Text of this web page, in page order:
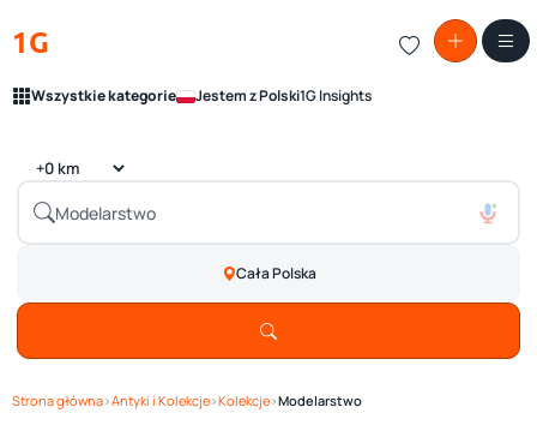
1G
Wszystkie kategorie Jestem z Polski1G Insights
Cała Polska
Strona główna›Antyki i Kolekcje›Kolekcje›Modelarstwo